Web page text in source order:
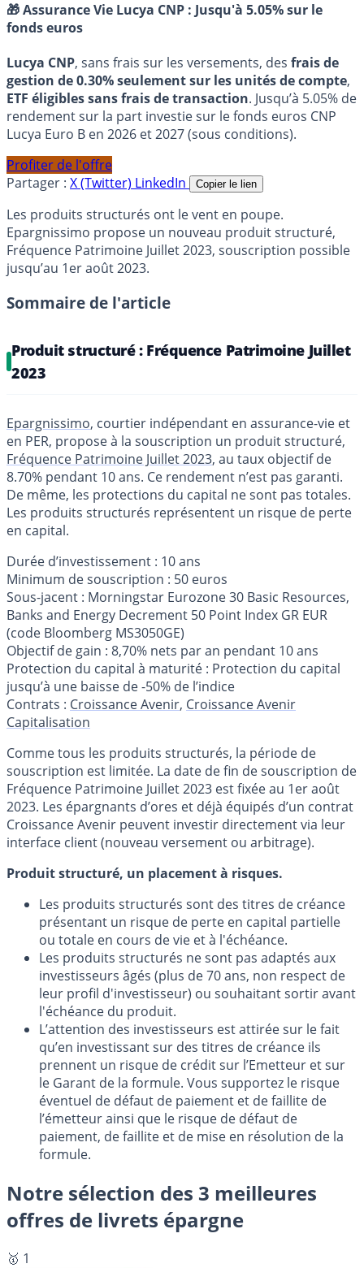
🎁 Assurance Vie Lucya CNP : Jusqu'à 5.05% sur le
fonds euros
Lucya CNP, sans frais sur les versements, des frais de
gestion de 0.30% seulement sur les unités de compte,
ETF éligibles sans frais de transaction. Jusqu’à 5.05% de
rendement sur la part investie sur le fonds euros CNP
Lucya Euro B en 2026 et 2027 (sous conditions).
Profiter de l'offre
Partager : X (Twitter) LinkedIn Copier le lien
Les produits structurés ont le vent en poupe.
Epargnissimo propose un nouveau produit structuré,
Fréquence Patrimoine Juillet 2023, souscription possible
jusqu’au 1er août 2023.
Sommaire de l'article
Produit structuré : Fréquence Patrimoine Juillet
2023
Epargnissimo, courtier indépendant en assurance-vie et
en PER, propose à la souscription un produit structuré,
Fréquence Patrimoine Juillet 2023, au taux objectif de
8.70% pendant 10 ans. Ce rendement n’est pas garanti.
De même, les protections du capital ne sont pas totales.
Les produits structurés représentent un risque de perte
en capital.
Durée d’investissement : 10 ans
Minimum de souscription : 50 euros
Sous-jacent : Morningstar Eurozone 30 Basic Resources,
Banks and Energy Decrement 50 Point Index GR EUR
(code Bloomberg MS3050GE)
Objectif de gain : 8,70% nets par an pendant 10 ans
Protection du capital à maturité : Protection du capital
jusqu’à une baisse de -50% de l’indice
Contrats : Croissance Avenir, Croissance Avenir
Capitalisation
Comme tous les produits structurés, la période de
souscription est limitée. La date de fin de souscription de
Fréquence Patrimoine Juillet 2023 est fixée au 1er août
2023. Les épargnants d’ores et déjà équipés d’un contrat
Croissance Avenir peuvent investir directement via leur
interface client (nouveau versement ou arbitrage).
Produit structuré, un placement à risques.
Les produits structurés sont des titres de créance
présentant un risque de perte en capital partielle
ou totale en cours de vie et à l'échéance.
Les produits structurés ne sont pas adaptés aux
investisseurs âgés (plus de 70 ans, non respect de
leur profil d'investisseur) ou souhaitant sortir avant
l'échéance du produit.
L’attention des investisseurs est attirée sur le fait
qu’en investissant sur des titres de créance ils
prennent un risque de crédit sur l’Emetteur et sur
le Garant de la formule. Vous supportez le risque
éventuel de défaut de paiement et de faillite de
l’émetteur ainsi que le risque de défaut de
paiement, de faillite et de mise en résolution de la
formule.
Notre sélection des 3 meilleures
offres de livrets épargne
🥇 1